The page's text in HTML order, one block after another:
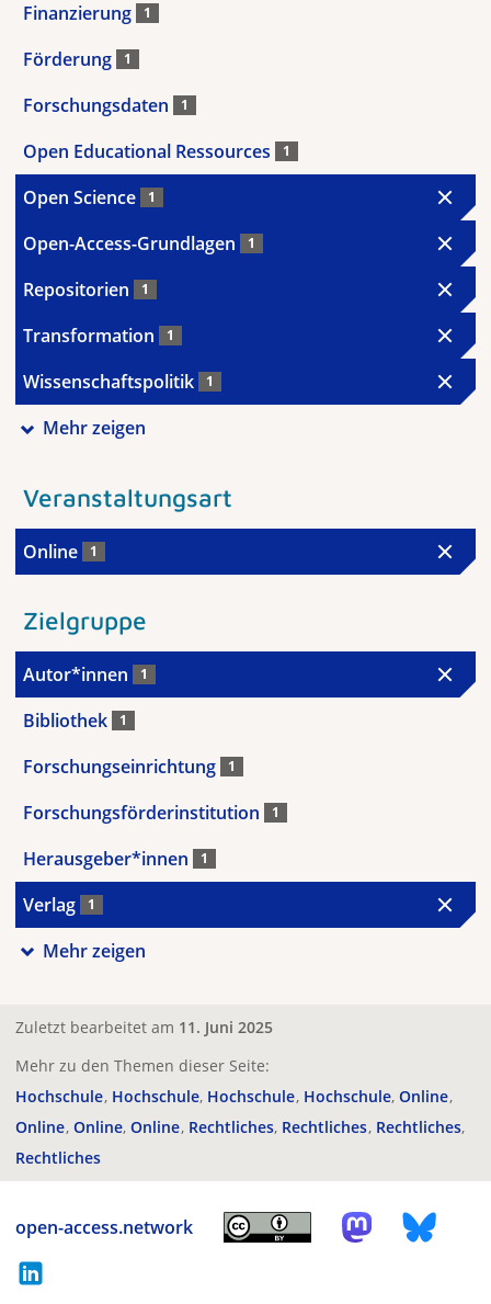
Finanzierung 1
Förderung 1
Forschungsdaten 1
Open Educational Ressources 1
Open Science 1
Open-Access-Grundlagen 1
Repositorien 1
Transformation 1
Wissenschaftspolitik 1
Mehr zeigen
Veranstaltungsart
Online 1
Zielgruppe
Autor*innen 1
Bibliothek 1
Forschungseinrichtung 1
Forschungsförderinstitution 1
Herausgeber*innen 1
Verlag 1
Mehr zeigen
Zuletzt bearbeitet am 11. Juni 2025
Mehr zu den Themen dieser Seite:
Hochschule Hochschule Hochschule Hochschule Online
Online Online Online Rechtliches Rechtliches Rechtliches
Rechtliches
open-access.network